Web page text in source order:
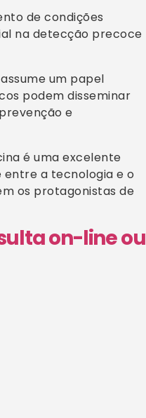
de condições
na detecção precoce
um papel
podem disseminar
e
é uma excelente
a tecnologia e o
os protagonistas de
on-line ou